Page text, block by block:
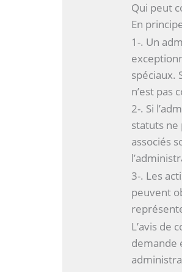
Qui peut
En
1-. Un
spéciaux.
n’est pas
2-. Si
statuts ne
associés
3-. Les
peuvent
L’avis de
demande